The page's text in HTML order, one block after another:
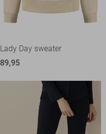
Lady Day sweater
89,95